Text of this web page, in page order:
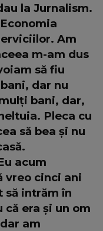
la Jurnalism.
Am
m-am dus
să fiu
dar nu
bani, dar,
Pleca cu
să bea și nu
acum
vreo cinci ani
să intrăm în
era și un om
am